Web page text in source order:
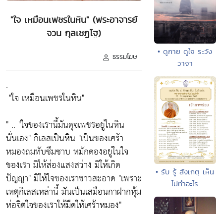
"ใจ เหมือนเพชรในหิน" (พระอาจารย์
จวน กุลเชฏโฐ)
ธรรมโฆษ
.
"ใจ เหมือนเพชรในหิน"
" .. "ใจของเรานี้มันดุจเพชรอยู่ในหิน
นั่นเอง" กิเลสเป็นหิน "เป็นของเศร้า
หมองถมทับซึมซาบ หมักดองอยู่ในใจ
ของเรา มิให้ส่องแสงสว่าง มิให้เกิด
ปัญญา"มิให้ใจของเราขาวสะอาด "เพราะ
เหตุกิเลสเหล่านี้ มันเป็นเสมือนกาฝากหุ้ม
ห่อจิตใจของเราให้มืดให้เศร้าหมอง"
• ดูกาย ดูใจ ระวัง
วาจา
• รับ รู้ สังเกตุ เห็น
ไม่ทำอะไร